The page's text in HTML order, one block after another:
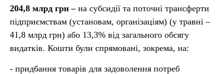
204,8 млрд грн – на субсидії та поточні трансферти
підприємствам (установам, організаціям) (у травні –
41,8 млрд грн) або 13,3% від загального обсягу
видатків. Кошти були спрямовані, зокрема, на:
- придбання товарів для задоволення потреб